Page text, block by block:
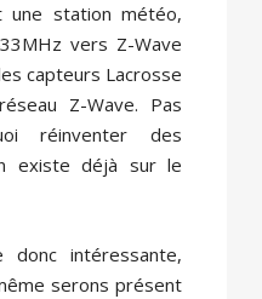
une station météo,
vers Z-Wave
capteurs Lacrosse
Z-Wave. Pas
réinventer des
existe déjà sur le
donc intéressante,
serons présent